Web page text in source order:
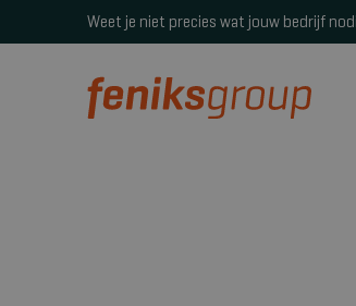
Weet je niet precies wat jouw bedrijf